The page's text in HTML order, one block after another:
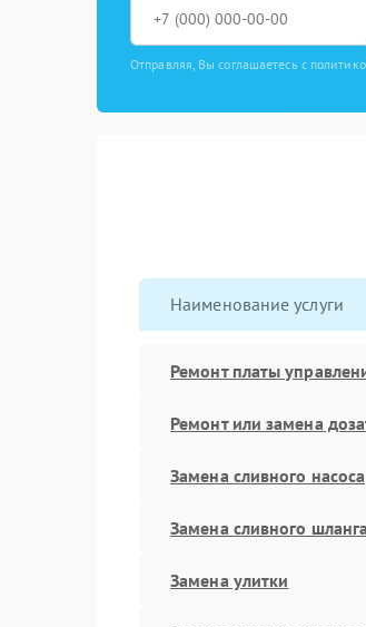
Отправляя, Вы соглашаетесь с
Наименование услуги
Ремонт платы
Ремонт или замена
Замена сливного насоса
Замена сливного шланга
Замена улитки